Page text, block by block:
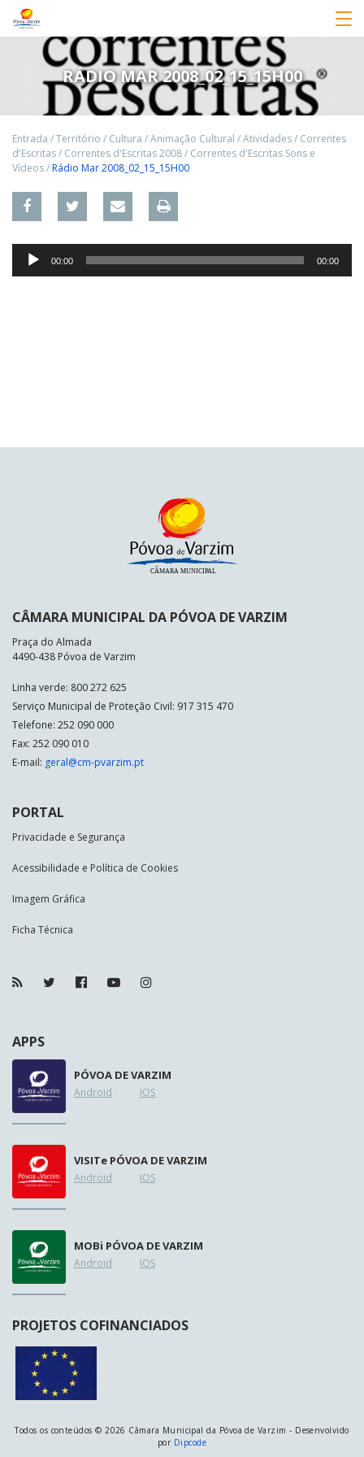
RÁDIO MAR 2008_02_15_15H00
Entrada /Território / Cultura /Animação Cultural /Atividades/ Correntes
d'Escritas/ Correntes d'Escritas 2008/ Correntes d'Escritas Sons e
Vídeos/Rádio Mar 2008_02_15_15H00
Reprodutor
00:00 00:00
CÂMARA MUNICIPAL DA PÓVOA DE VARZIM
Praça do Almada
4490-438 Póvoa de Varzim
Linha verde: 800 272 625
Serviço Municipal de Proteção Civil: 917 315 470
Telefone: 252 090 000
Fax: 252 090 010
E-mail: geral@cm-pvarzim.pt
PORTAL
Privacidade e Segurança
Acessibilidade e Política de Cookies
Imagem Gráfica
Ficha Técnica
APPS
PÓVOA DE VARZIM
Android IOS
VISITe PÓVOA DE VARZIM
Android IOS
MOBi PÓVOA DE VARZIM
Android IOS
PROJETOS COFINANCIADOS
Todos os conteúdos © 2026 Câmara Municipal da Póvoa de Varzim - Desenvolvido
por Dipcode